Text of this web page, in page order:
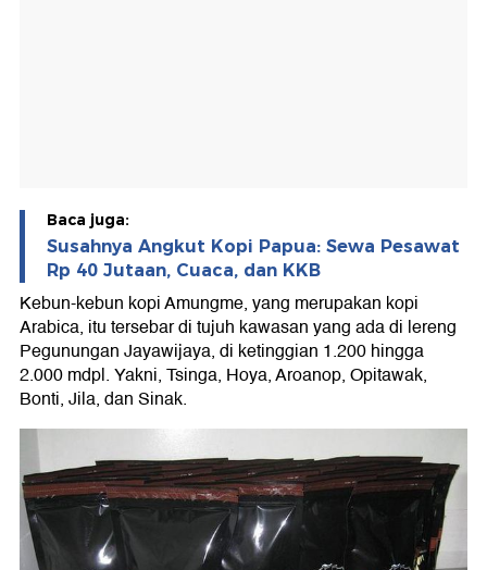
Baca juga:
Susahnya Angkut Kopi Papua: Sewa Pesawat
Rp 40 Jutaan, Cuaca, dan KKB
Kebun-kebun kopi Amungme, yang merupakan kopi
Arabica, itu tersebar di tujuh kawasan yang ada di lereng
Pegunungan Jayawijaya, di ketinggian 1.200 hingga
2.000 mdpl. Yakni, Tsinga, Hoya, Aroanop, Opitawak,
Bonti, Jila, dan Sinak.